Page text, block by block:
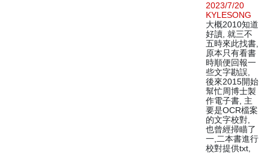
2023/7/20
KYLESONG
大概2010知道
好讀, 就三不
五時來此找書,
原本只有看書
時順便回報一
些文字勘誤,
後來2015開始
幫忙周博士製
作電子書, 主
要是OCR檔案
的文字校對,
也曾經掃瞄了
一,二本書進行
校對提供txt,